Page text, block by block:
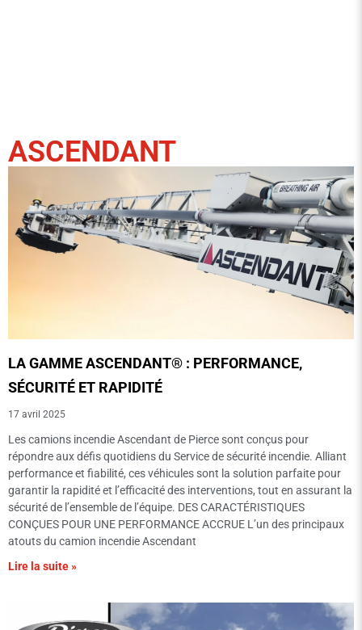
ASCENDANT
LA GAMME ASCENDANT® : PERFORMANCE,
SÉCURITÉ ET RAPIDITÉ
17 avril 2025
Les camions incendie Ascendant de Pierce sont conçus pour
répondre aux défis quotidiens du Service de sécurité incendie. Alliant
performance et fiabilité, ces véhicules sont la solution parfaite pour
garantir la rapidité et l’efficacité des interventions, tout en assurant la
sécurité de l’ensemble de l’équipe. DES CARACTÉRISTIQUES
CONÇUES POUR UNE PERFORMANCE ACCRUE L’un des principaux
atouts du camion incendie Ascendant
Lire la suite »